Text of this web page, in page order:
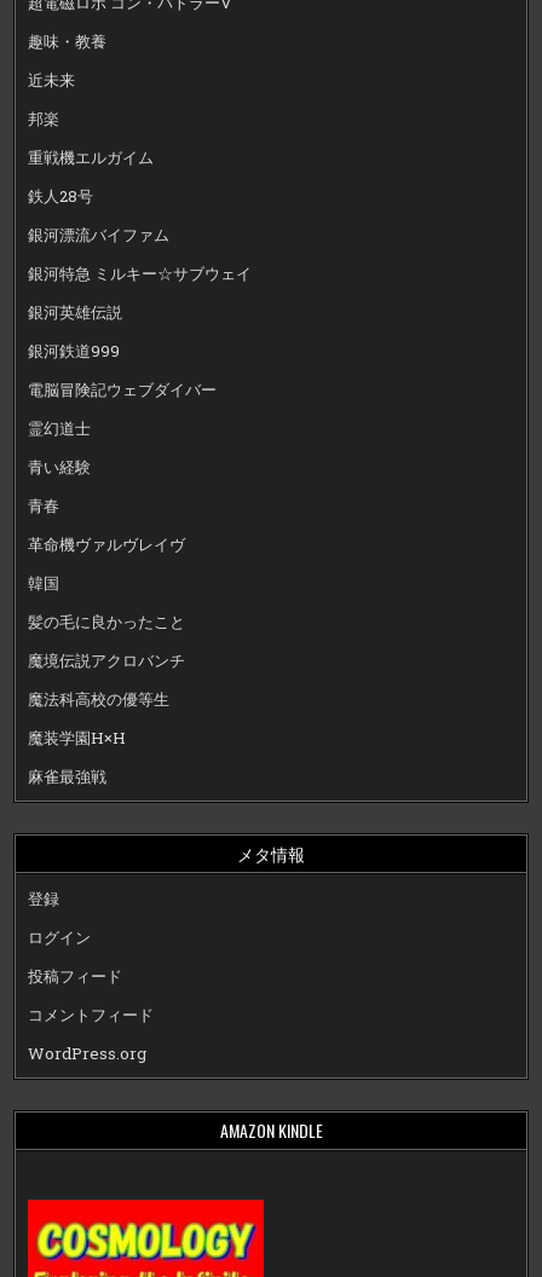
趣味・教養
近未来
邦楽
重戦機エルガイム
鉄人28号
銀河漂流バイファム
銀河特急 ミルキー☆サブウェイ
銀河英雄伝説
銀河鉄道999
電脳冒険記ウェブダイバー
霊幻道士
青い経験
青春
革命機ヴァルヴレイヴ
韓国
髪の毛に良かったこと
魔境伝説アクロバンチ
魔法科高校の優等生
魔装学園H×H
麻雀最強戦
メタ情報
登録
ログイン
投稿フィード
コメントフィード
WordPress.org
AMAZON KINDLE